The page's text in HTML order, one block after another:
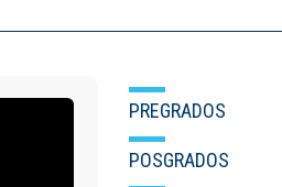
PREGRADOS
POSGRADOS